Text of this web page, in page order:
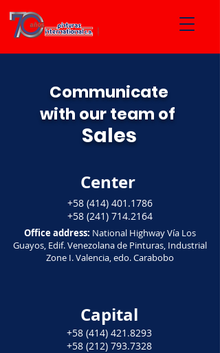
Communicate
with our team of
Sales
Center
+58 (414) 401.1786
+58 (241) 714.2164
Office address: National Highway Vía Los
Guayos, Edif. Venezolana de Pinturas, Industrial
Zone I. Valencia, edo. Carabobo
Capital
+58 (414) 421.8293
+58 (212) 793.7328